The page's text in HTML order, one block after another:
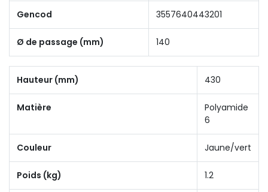
Gencod 3557640443201
Ø de passage (mm) 140
Hauteur (mm) 430
Matière
Polyamide
6
Couleur Jaune/vert
Poids (kg) 1.2